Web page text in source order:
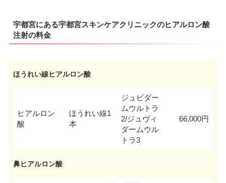
宇都宮にある宇都宮スキンケアクリニックのヒアルロン酸
注射の料金
ほうれい線ヒアルロン酸
ヒアルロン
酸
ほうれい線1
本
ジュビダー
ムウルトラ
2/ジュヴィ
ダームウル
トラ3
66,000円
鼻ヒアルロン酸